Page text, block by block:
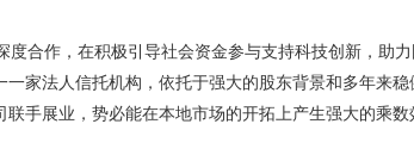
合作，在积极引导社会资金参与支持科技创新，助
家法人信托机构，依托于强大的股东背景和多年来
手展业，势必能在本地市场的开拓上产生强大的乘